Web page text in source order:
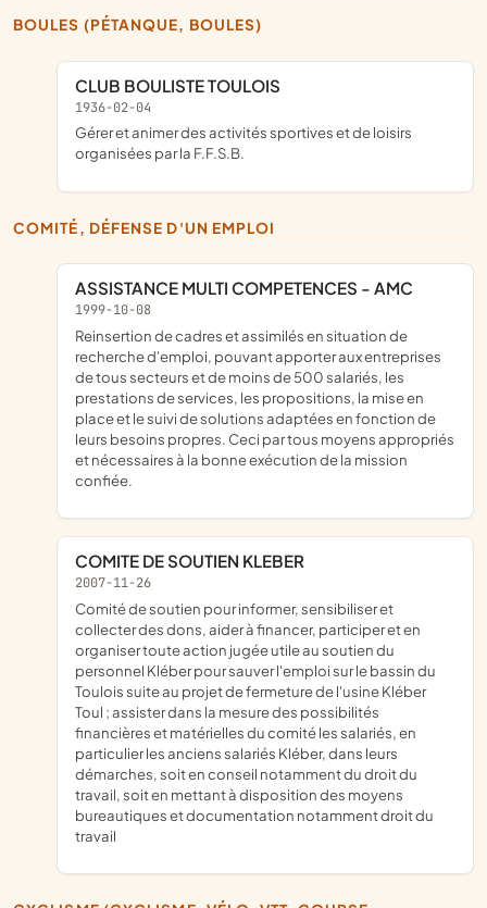
BOULES (PÉTANQUE, BOULES)
CLUB BOULISTE TOULOIS
1936-02-04
gérer et animer des activités sportives et de loisirs
organisées par la F.F.S.B.
COMITÉ, DÉFENSE D'UN EMPLOI
ASSISTANCE MULTI COMPETENCES - AMC
1999-10-08
Reinsertion de cadres et assimilés en situation de
recherche d'emploi, pouvant apporter aux entreprises
de tous secteurs et de moins de 500 salariés, les
prestations de services, les propositions, la mise en
place et le suivi de solutions adaptées en fonction de
leurs besoins propres. Ceci par tous moyens appropriés
et nécessaires à la bonne exécution de la mission
confiée.
COMITE DE SOUTIEN KLEBER
2007-11-26
comité de soutien pour informer, sensibiliser et
collecter des dons, aider à financer, participer et en
organiser toute action jugée utile au soutien du
personnel Kléber pour sauver l'emploi sur le bassin du
Toulois suite au projet de fermeture de l'usine Kléber
Toul ; assister dans la mesure des possibilités
financières et matérielles du comité les salariés, en
particulier les anciens salariés Kléber, dans leurs
démarches, soit en conseil notamment du droit du
travail, soit en mettant à disposition des moyens
bureautiques et documentation notamment droit du
travail